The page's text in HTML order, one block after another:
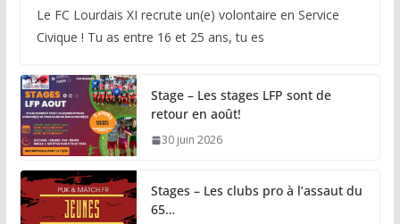
Le FC Lourdais XI recrute un(e) volontaire en Service
Civique ! Tu as entre 16 et 25 ans, tu es
Stage – Les stages LFP sont de
retour en août!
30 juin 2026
Stages – Les clubs pro à l’assaut du
65…